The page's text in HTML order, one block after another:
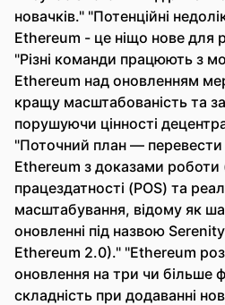
новачків." "Потенційні
Ethereum - це ніщо нове для
"Різні команди працюють з
Ethereum над оновленням
кращу масштабованість та
порушуючи цінності
"Поточний план —
Ethereum з доказами роботи
працездатності (POS) та
масштабування, відому як
оновленні під назвою
Ethereum 2.0)." "Ethereum
оновлення на три чи більше
складність при додаванні